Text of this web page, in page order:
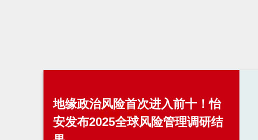
地缘政治风险首次进入前十！怡
安发布2025全球风险管理调研结